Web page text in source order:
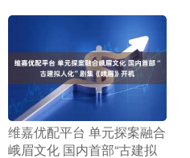
​维嘉优配平台 单元探案融合
峨眉文化 国内首部“古建拟